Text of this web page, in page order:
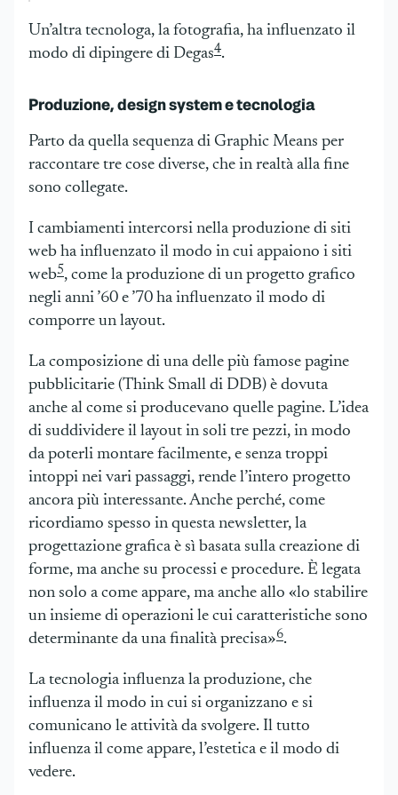
Un’altra tecnologa, la fotografia, ha influenzato il
modo di dipingere di Degas4.
Produzione, design system e tecnologia
Parto da quella sequenza di Graphic Means per
raccontare tre cose diverse, che in realtà alla fine
sono collegate.
I cambiamenti intercorsi nella produzione di siti
web ha influenzato il modo in cui appaiono i siti
web5, come la produzione di un progetto grafico
negli anni ’60 e ’70 ha influenzato il modo di
comporre un layout.
La composizione di una delle più famose pagine
pubblicitarie (Think Small di DDB) è dovuta
anche al come si producevano quelle pagine. L’idea
di suddividere il layout in soli tre pezzi, in modo
da poterli montare facilmente, e senza troppi
intoppi nei vari passaggi, rende l’intero progetto
ancora più interessante. Anche perché, come
ricordiamo spesso in questa newsletter, la
progettazione grafica è sì basata sulla creazione di
forme, ma anche su processi e procedure. È legata
non solo a come appare, ma anche allo «lo stabilire
un insieme di operazioni le cui caratteristiche sono
determinante da una finalità precisa»6.
La tecnologia influenza la produzione, che
influenza il modo in cui si organizzano e si
comunicano le attività da svolgere. Il tutto
influenza il come appare, l’estetica e il modo di
vedere.